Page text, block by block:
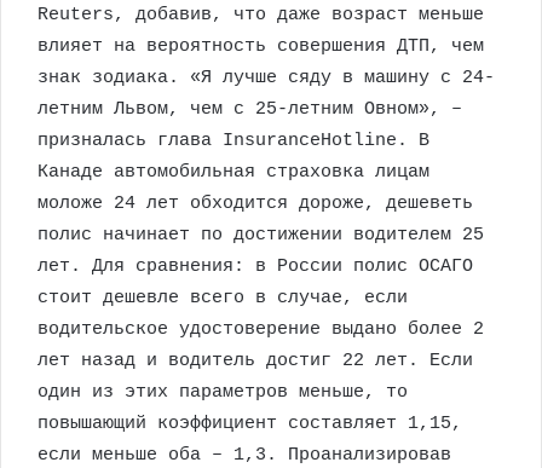
Reuters, добавив, что даже возраст меньше
влияет на вероятность совершения ДТП, чем
знак зодиака. «Я лучше сяду в машину с 24-
летним Львом, чем с 25-летним Овном», –
призналась глава InsuranceHotline. В
Канаде автомобильная страховка лицам
моложе 24 лет обходится дороже, дешеветь
полис начинает по достижении водителем 25
лет. Для сравнения: в России полис ОСАГО
стоит дешевле всего в случае, если
водительское удостоверение выдано более 2
лет назад и водитель достиг 22 лет. Если
один из этих параметров меньше, то
повышающий коэффициент составляет 1,15,
если меньше оба – 1,3. Проанализировав